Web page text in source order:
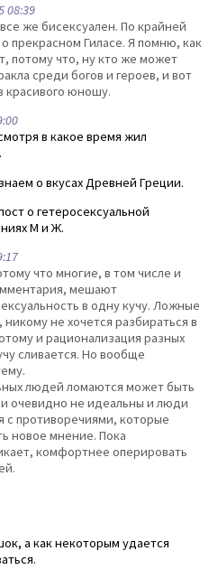
08:39
же бисексуален. По крайней
прекрасном Гиласе. Я помню, как
потому что, ну кто же может
среди богов и героев, и вот
красивого юношу.
в какое время жил
о вкусах Древней Греции.
о гетеросексуальной
М и Ж.
что многие, в том числе и
мешают
в одну кучу. Ложные
не хочется разбираться в
и рационализация разных
сливается. Но вообще
людей ломаются может быть
очевидно не идеальны и люди
с противоречиями, которые
новое мнение. Пока
комфортнее оперировать
а как некоторым удается